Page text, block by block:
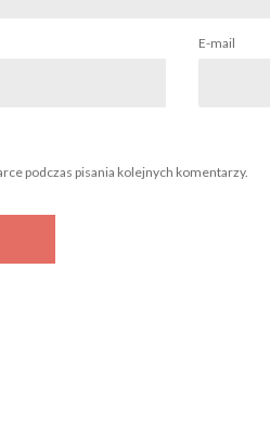
E-mail
podczas pisania kolejnych komentarzy.